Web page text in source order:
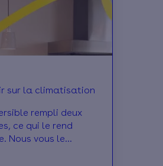
sur la climatisation
rempli deux
ce qui le rend
Nous vous le